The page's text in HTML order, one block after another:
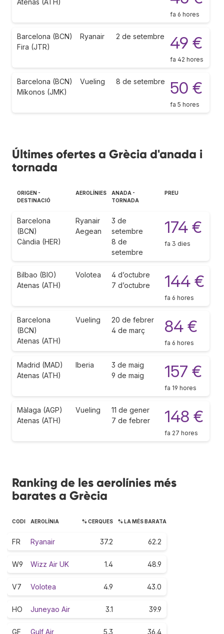
fa 6 hores
Barcelona (BCN)
Fira (JTR)
Ryanair 2 de setembre 49 €
fa 42 hores
Barcelona (BCN)
Míkonos (JMK)
Vueling 8 de setembre 50 €
fa 5 hores
Últimes ofertes a Grècia d'anada i
tornada
ORIGEN -
DESTINACIÓ
AEROLÍNIES
ANADA -
TORNADA
PREU
Barcelona
(BCN)
Càndia (HER)
Ryanair
Aegean
3 de
setembre
8 de
setembre
174 €
fa 3 dies
Bilbao (BIO)
Atenas (ATH)
Volotea
4 d’octubre
7 d’octubre
144 €
fa 6 hores
Barcelona
(BCN)
Atenas (ATH)
Vueling
20 de febrer
4 de març
84 €
fa 6 hores
Madrid (MAD)
Atenas (ATH)
Iberia
3 de maig
9 de maig
157 €
fa 19 hores
Màlaga (AGP)
Atenas (ATH)
Vueling
11 de gener
7 de febrer
148 €
fa 27 hores
Ranking de les aerolínies més
barates a Grècia
CODI AEROLÍNIA % CERQUES % LA MÉS BARATA
FR Ryanair 37.2 62.2
W9 Wizz Air UK 1.4 48.9
V7 Volotea 4.9 43.0
HO Juneyao Air 3.1 39.9
GF Gulf Air 5.3 36.4